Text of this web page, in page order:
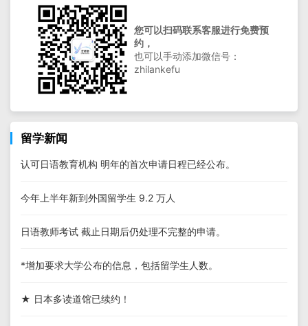
您可以扫码联系客服进行免费预
约，
也可以手动添加微信号：
zhilankefu
留学新闻
认可日语教育机构 明年的首次申请日程已经公布。
今年上半年新到外国留学生 9.2 万人
日语教师考试 截止日期后仍处理不完整的申请。
*增加要求大学公布的信息，包括留学生人数。
★ 日本多读道馆已续约！